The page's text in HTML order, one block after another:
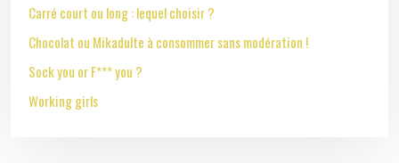
Carré court ou long : lequel choisir ?
Chocolat ou Mikadulte à consommer sans modération !
Sock you or F*** you ?
Working girls